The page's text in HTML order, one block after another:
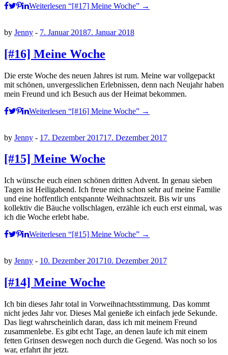
Weiterlesen “[#17] Meine Woche” →
by Jenny - 7. Januar 20187. Januar 2018
[#16] Meine Woche
Die erste Woche des neuen Jahres ist rum. Meine war vollgepackt
mit schönen, unvergesslichen Erlebnissen, denn nach Neujahr haben
mein Freund und ich Besuch aus der Heimat bekommen.
Weiterlesen “[#16] Meine Woche” →
by Jenny - 17. Dezember 201717. Dezember 2017
[#15] Meine Woche
Ich wünsche euch einen schönen dritten Advent. In genau sieben
Tagen ist Heiligabend. Ich freue mich schon sehr auf meine Familie
und eine hoffentlich entspannte Weihnachtszeit. Bis wir uns
kollektiv die Bäuche vollschlagen, erzähle ich euch erst einmal, was
ich die Woche erlebt habe.
Weiterlesen “[#15] Meine Woche” →
by Jenny - 10. Dezember 201710. Dezember 2017
[#14] Meine Woche
Ich bin dieses Jahr total in Vorweihnachtsstimmung. Das kommt
nicht jedes Jahr vor. Dieses Mal genieße ich einfach jede Sekunde.
Das liegt wahrscheinlich daran, dass ich mit meinem Freund
zusammenlebe. Es gibt echt Tage, an denen laufe ich mit einem
fetten Grinsen deswegen noch durch die Gegend. Was noch so los
war, erfahrt ihr jetzt.